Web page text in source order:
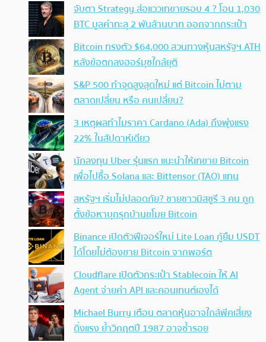
จับตา Strategy ส่อแววเทขายรอบ 4 ? โอน 1,030
BTC มูลค่าทะลุ 2 พันล้านบาท ออกจากกระเป๋า
Bitcoin ทรงตัว $64,000 สวนทางหุ้นสหรัฐฯ ATH
หลังข้อตกลงฮอร์มุซใกล้ยุติ
S&P 500 ทำจุดสูงสุดใหม่ แต่ Bitcoin ไม่ตาม
ตลาดเปลี่ยน หรือ คนเปลี่ยน?
3 เหตุผลทำไมราคา Cardano (Ada) ถึงพุ่งแรง
22% ในสัปดาห์เดียว
นักลงทุน Uber รุ่นแรก แนะนำให้เทขาย Bitcoin
เพื่อไปซื้อ Solana และ Bittensor (TAO) แทน
สหรัฐฯ เริ่มไม่ปลอดภัย? ชายชาวมิสซูรี 3 คน ถูก
ตั้งข้อหาบุกรุกบ้านขโมย Bitcoin
Binance เปิดตัวฟีเจอร์ใหม่ Lite Loan กู้ยืม USDT
ได้โดยไม่ต้องขาย Bitcoin จากพอร์ต
Cloudflare เปิดตัวกระเป๋า Stablecoin ให้ AI
Agent จ่ายค่า API และคอนเทนต์เองได้
Michael Burry เตือน ตลาดหุ้นอาจใกล้พีคเสี่ยง
ดิ่งแรง ย้ำวิกฤตปี 1987 อาจซ้ำรอย